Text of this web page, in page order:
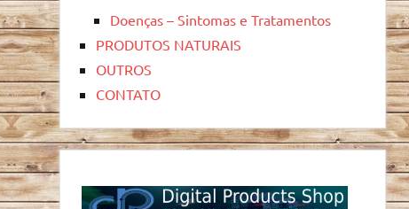
Doenças – Sintomas e Tratamentos
PRODUTOS NATURAIS
OUTROS
CONTATO